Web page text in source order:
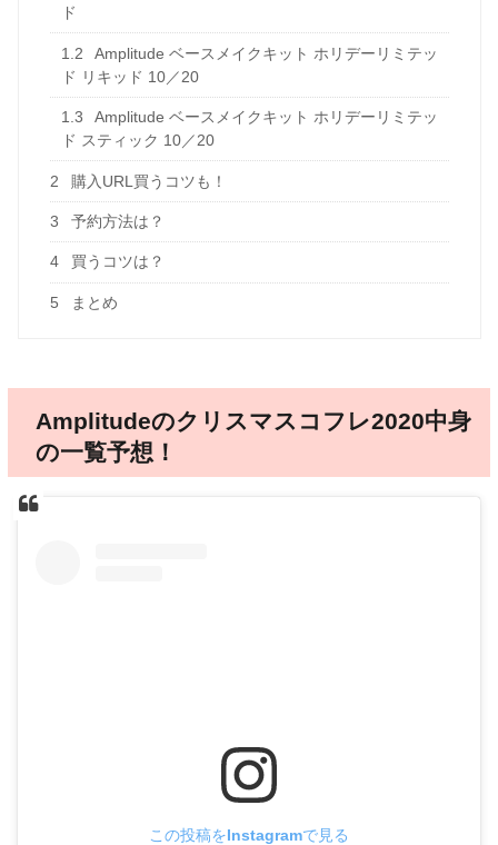
ド
1.2
Amplitude ベースメイクキット ホリデーリミテッ
ド リキッド 10／20
1.3
Amplitude ベースメイクキット ホリデーリミテッ
ド スティック 10／20
2 購入URL買うコツも！
3 予約方法は？
4 買うコツは？
5 まとめ
Amplitudeのクリスマスコフレ2020中身
の一覧予想！
この投稿をInstagramで見る